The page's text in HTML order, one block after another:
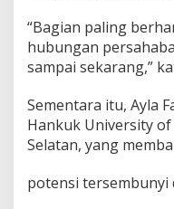
“Bagian paling
hubungan
sampai sekarang,”
Sementara itu, Ayla
Hankuk University of
Selatan, yang
potensi tersembunyi